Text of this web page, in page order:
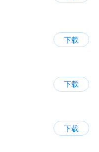
下载
下载
下载